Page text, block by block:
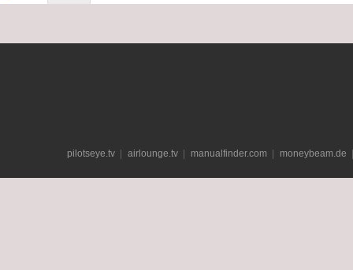
pilotseye.tv airlounge.tv manualfinder.com moneybeam.de